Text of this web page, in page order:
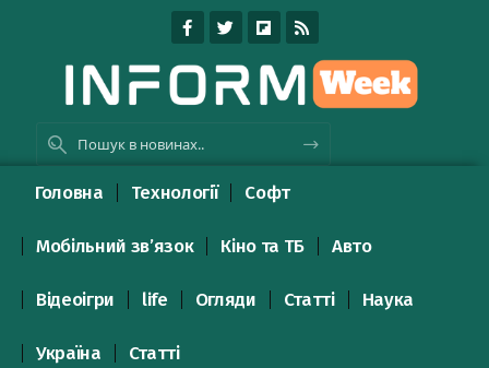
Головна Технології Софт
Мобільний зв’язок Кіно та ТБ Авто
Відеоігри life Огляди Статті Наука
Україна Статті